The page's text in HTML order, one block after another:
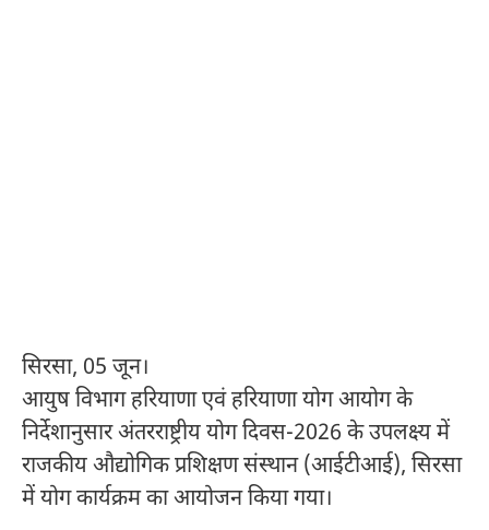
सिरसा, 05 जून।
आयुष विभाग हरियाणा एवं हरियाणा योग आयोग के
निर्देशानुसार अंतरराष्ट्रीय योग दिवस-2026 के उपलक्ष्य में
राजकीय औद्योगिक प्रशिक्षण संस्थान (आईटीआई), सिरसा
में योग कार्यक्रम का आयोजन किया गया।